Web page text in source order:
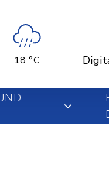
18 °C